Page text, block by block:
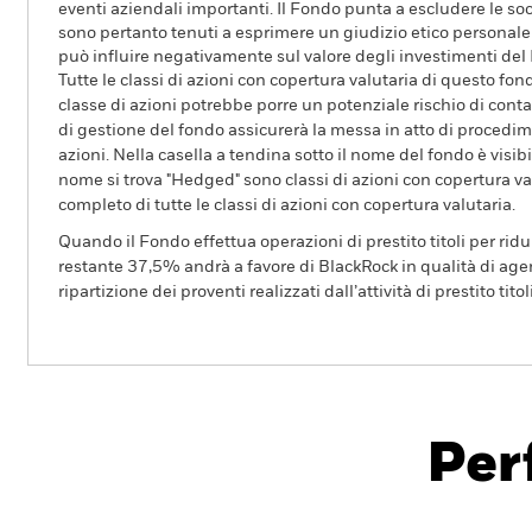
eventi aziendali importanti. Il Fondo punta a escludere le
sono pertanto tenuti a esprimere un giudizio etico
può influire negativamente sul valore degli investimenti
Tutte le classi di azioni con copertura valutaria di questo
classe di azioni potrebbe porre un potenziale rischio di
di gestione del fondo assicurerà la messa in atto di
azioni. Nella casella a tendina sotto il nome del fondo è
nome si trova "Hedged" sono classi di azioni con copertura
completo di tutte le classi di azioni con copertura valutaria.
Quando il Fondo effettua operazioni di prestito titoli per
restante 37,5% andrà a favore di BlackRock in qualità di
ripartizione dei proventi realizzati dall’attività di prestito